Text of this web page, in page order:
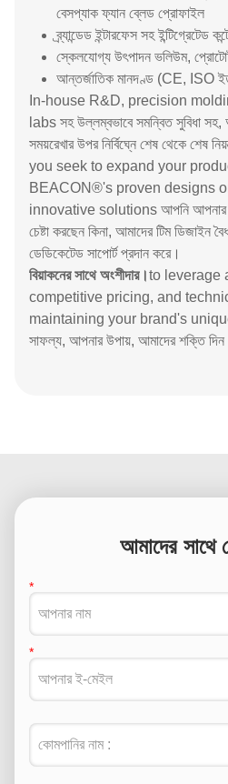
বেসপ্যাক ফ্যান ব্লেড প্রোফাইল
ব্র্যান্ডেড ইন্টারফেস সহ ইন্টিগ্রেটেড
স্কেলযোগ্য উৎপাদন ভলিউম,
আন্তর্জাতিক মানদণ্ড (CE, ISO
In-house R&D, precision
labs সহ উল্লম্বভাবে সমন্বিত সুবিধা সহ,
সময়রেখার উপর নির্বিঘ্নে শেষ থেকে শেষ
you seek to expand your
BEACON®'s proven designs
innovative solutions আপনি আপনার
চেষ্টা করছেন কিনা, আমাদের টিম ডিজাইন
ডেডিকেটেড সাপোর্ট প্রদান করে।
বিয়াকনের সাথে অংশীদার।to leverage
competitive pricing, and
maintaining your brand's unique
সাফল্য, আপনার উপায়, আমাদের শক্তি
আমাদের সাথে